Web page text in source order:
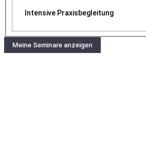
Intensive Praxisbegleitung
Meine Seminare anzeigen